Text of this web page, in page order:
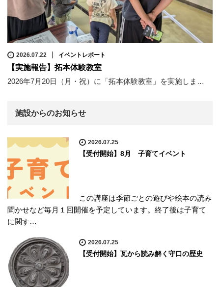
2026.07.22 イベントレポート
【実施報告】拓本体験教室
2026年7月20日（月・祝）に「拓本体験教室」を実施しま…
施設からのお知らせ
2026.07.25
【受付開始】8月 子育てイベント
この講座は季節ごとの遊びや絵本の読み
聞かせなど毎月１回開催を予定しています。終了後は子育て
に関す…
2026.07.25
【受付開始】瓦から読み解く守口の歴史